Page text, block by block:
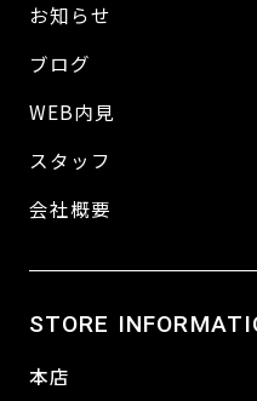
お知らせ
ブログ
WEB内見
スタッフ
会社概要
STORE
本店